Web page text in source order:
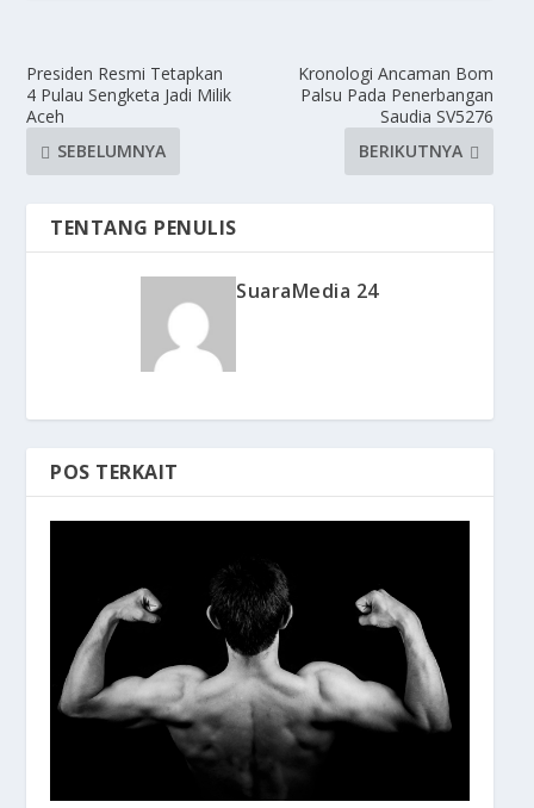
Presiden Resmi Tetapkan
4 Pulau Sengketa Jadi Milik
Aceh
SEBELUMNYA
Kronologi Ancaman Bom
Palsu Pada Penerbangan
Saudia SV5276
BERIKUTNYA
TENTANG PENULIS
SuaraMedia 24
POS TERKAIT